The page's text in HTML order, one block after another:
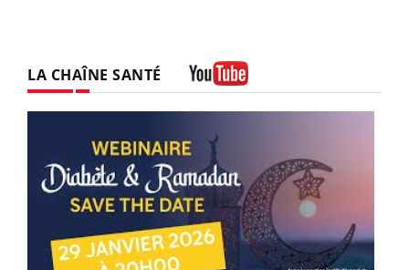
LA CHAÎNE SANTÉ